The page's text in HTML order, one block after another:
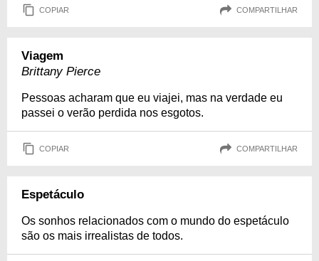
COPIAR COMPARTILHAR
Viagem
Brittany Pierce
Pessoas acharam que eu viajei, mas na verdade eu
passei o verão perdida nos esgotos.
COPIAR COMPARTILHAR
Espetáculo
Os sonhos relacionados com o mundo do espetáculo
são os mais irrealistas de todos.